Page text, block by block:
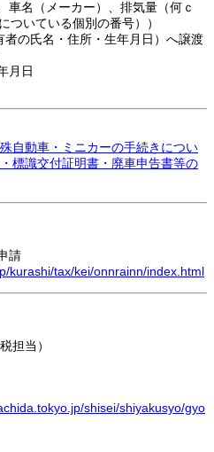
車名（メーカー）、排気量（何ｃ
ついている個別の番号））
者の氏名・住所・生年月日）へ譲渡
月日
自動車・ミニカーの手続きについ
標識交付証明書・廃車申告書等の
請
kurashi/tax/kei/onnrainn/index.html
担当）
shisei/shiyakusyo/gyo